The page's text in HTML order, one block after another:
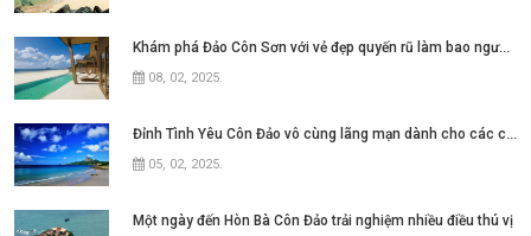
Khám phá Đảo Côn Sơn với vẻ đẹp quyến rũ làm bao người đắm say
08, 02, 2025.
Đỉnh Tình Yêu Côn Đảo vô cùng lãng mạn dành cho các cặp đôi
05, 02, 2025.
Một ngày đến Hòn Bà Côn Đảo trải nghiệm nhiều điều thú vị